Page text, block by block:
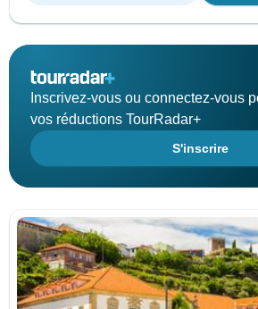
Inscrivez-vous ou connectez-vous
vos réductions TourRadar+
S'inscrire